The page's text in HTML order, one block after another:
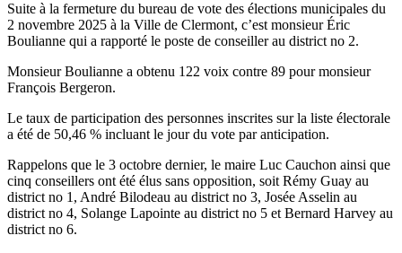
Suite à la fermeture du bureau de vote des élections municipales du
2 novembre 2025 à la Ville de Clermont, c’est monsieur Éric
Boulianne qui a rapporté le poste de conseiller au district no 2.
Monsieur Boulianne a obtenu 122 voix contre 89 pour monsieur
François Bergeron.
Le taux de participation des personnes inscrites sur la liste électorale
a été de 50,46 % incluant le jour du vote par anticipation.
Rappelons que le 3 octobre dernier, le maire Luc Cauchon ainsi que
cinq conseillers ont été élus sans opposition, soit Rémy Guay au
district no 1, André Bilodeau au district no 3, Josée Asselin au
district no 4, Solange Lapointe au district no 5 et Bernard Harvey au
district no 6.